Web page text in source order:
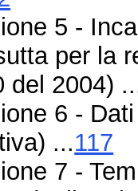
5 -
per la
del 2004)
6 -
...117
7 -